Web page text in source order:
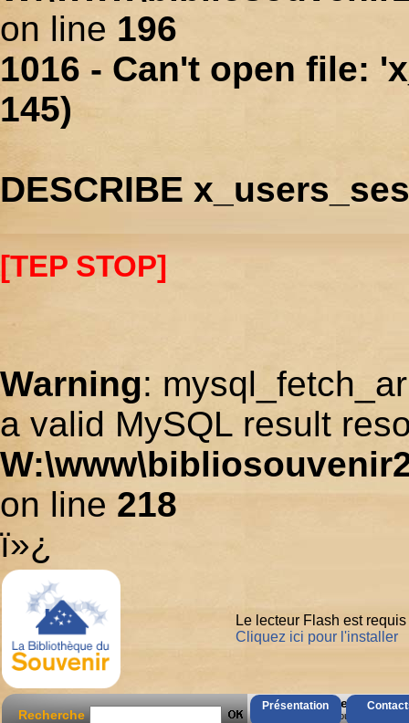
on line 196
1016 - Can't open file:
145)
DESCRIBE
[TEP STOP]
Warning:
a valid MySQL result
on line 218
ï»¿
Présentation
Le lecteur Flash est
Cliquez ici pour l'installer
Recherche
AccÃ¨s Client
Mot de passe oubliÃ© ?